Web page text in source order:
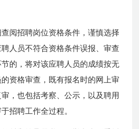
阅招聘岗位资格条件，谨慎选择
人员不符合资格条件误报、审查
的，将对该应聘人员的成绩按无
资格审查，既有报名时的网上审
，也包括考察、公示，以及聘用
招聘工作全过程。